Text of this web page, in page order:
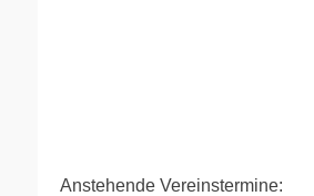
Anstehende Vereinstermine: